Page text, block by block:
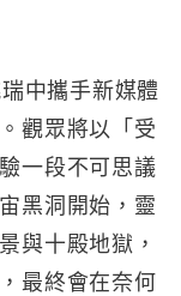
中攜手新媒體
觀眾將以「受
一段不可思議
黑洞開始，靈
與十殿地獄，
最終會在奈何